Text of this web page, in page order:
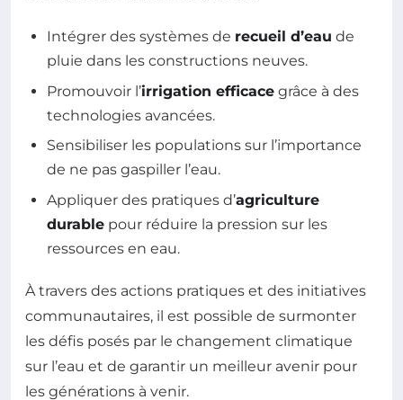
Intégrer des systèmes de recueil d’eau de
pluie dans les constructions neuves.
Promouvoir l’irrigation efficace grâce à des
technologies avancées.
Sensibiliser les populations sur l’importance
de ne pas gaspiller l’eau.
Appliquer des pratiques d’agriculture
durable pour réduire la pression sur les
ressources en eau.
À travers des actions pratiques et des initiatives
communautaires, il est possible de surmonter
les défis posés par le changement climatique
sur l’eau et de garantir un meilleur avenir pour
les générations à venir.